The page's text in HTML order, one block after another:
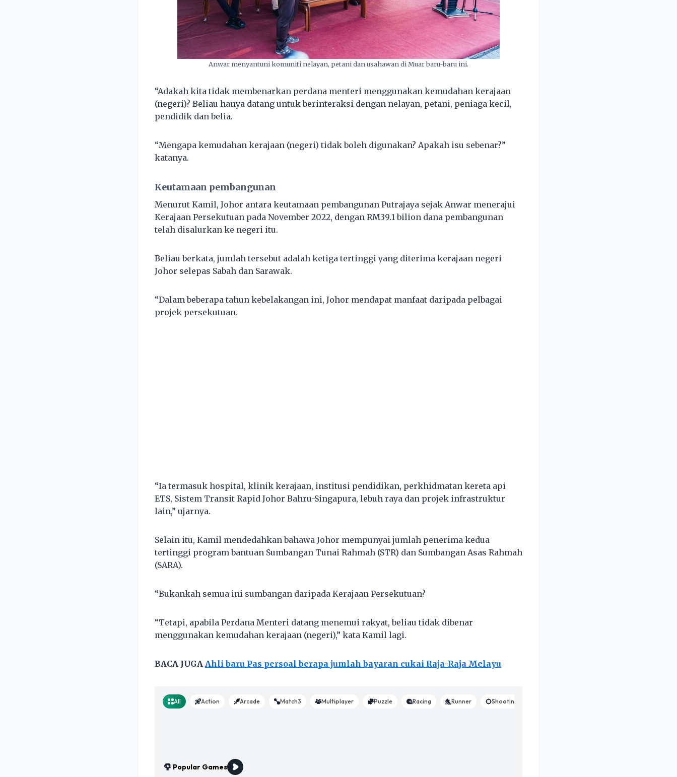
Anwar menyantuni komuniti nelayan, petani dan usahawan di Muar baru-baru ini.
“Adakah kita tidak membenarkan perdana menteri menggunakan kemudahan kerajaan
(negeri)? Beliau hanya datang untuk berinteraksi dengan nelayan, petani, peniaga kecil,
pendidik dan belia.
“Mengapa kemudahan kerajaan (negeri) tidak boleh digunakan? Apakah isu sebenar?”
katanya.
Keutamaan pembangunan
Menurut Kamil, Johor antara keutamaan pembangunan Putrajaya sejak Anwar menerajui
Kerajaan Persekutuan pada November 2022, dengan RM39.1 bilion dana pembangunan
telah disalurkan ke negeri itu.
Beliau berkata, jumlah tersebut adalah ketiga tertinggi yang diterima kerajaan negeri
Johor selepas Sabah dan Sarawak.
“Dalam beberapa tahun kebelakangan ini, Johor mendapat manfaat daripada pelbagai
projek persekutuan.
“Ia termasuk hospital, klinik kerajaan, institusi pendidikan, perkhidmatan kereta api
ETS, Sistem Transit Rapid Johor Bahru-Singapura, lebuh raya dan projek infrastruktur
lain,” ujarnya.
Selain itu, Kamil mendedahkan bahawa Johor mempunyai jumlah penerima kedua
tertinggi program bantuan Sumbangan Tunai Rahmah (STR) dan Sumbangan Asas Rahmah
(SARA).
“Bukankah semua ini sumbangan daripada Kerajaan Persekutuan?
“Tetapi, apabila Perdana Menteri datang menemui rakyat, beliau tidak dibenar
menggunakan kemudahan kerajaan (negeri),” kata Kamil lagi.
BACA JUGA Ahli baru Pas persoal berapa jumlah bayaran cukai Raja-Raja Melayu